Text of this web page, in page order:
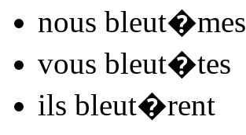
nous bleut�mes
vous bleut�tes
ils bleut�rent